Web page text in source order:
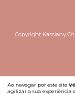
Ao navegar por este site
agilizar a sua experiência
Copyright Kassiany